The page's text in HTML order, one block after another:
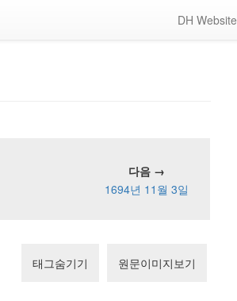
DH Website
다음 →
1694년 11월 3일
태그숨기기 원문이미지보기